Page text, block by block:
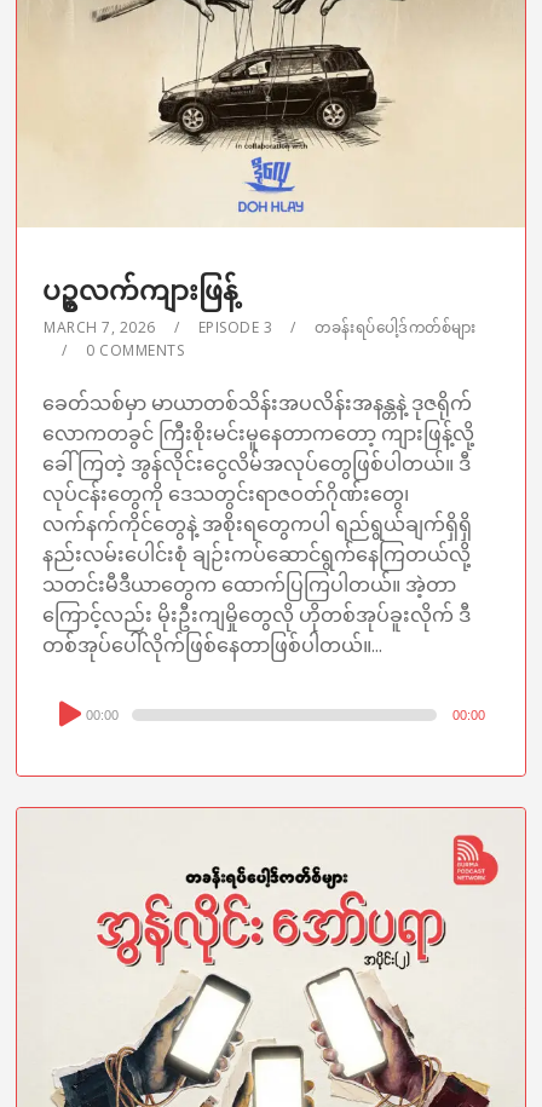
ပဥ္စလက်ကျားဖြန့်
MARCH 7, 2026 EPISODE 3
တခန်းရပ်ပေါ့ဒ်ကတ်စ်များ
0 COMMENTS
ခေတ်သစ်မှာ မာယာတစ်သိန်းအပလိန်းအနန္တနဲ့ ဒုဇရိုက်
လောကတခွင် ကြီးစိုးမင်းမူနေတာကတော့ ကျားဖြန့်လို့
ခေါ်ကြတဲ့ အွန်လိုင်းငွေလိမ်အလုပ်တွေဖြစ်ပါတယ်။ ဒီ
လုပ်ငန်း‌တွေကို ဒေသတွင်းရာဇဝတ်ဂိုဏ်း‌တွေ၊
လက်နက်ကိုင်တွေနဲ့ အစိုးရတွေကပါ ရည်ရွယ်ချက်ရှိရှိ
နည်းလမ်းပေါင်းစုံ ချဉ်းကပ်ဆောင်ရွက်နေကြတယ်လို့
သတင်းမီဒီယာတွေက ထောက်ပြကြပါတယ်။ အဲ့တာ
ကြောင့်လည်း မိုးဦးကျ‌မှိုတွေလို ဟိုတစ်အုပ်ခူးလိုက် ဒီ
တစ်အုပ်ပေါ်လိုက်ဖြစ်နေတာဖြစ်ပါတယ်။...
Audio
Player
00:00 00:00